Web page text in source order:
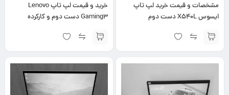
مشخصات و قیمت خرید لپ تاپ
ایسوس X540L دست دوم
خرید و قیمت لپ تاپ Lenovo
Gaming3 دست دوم و کارکرده